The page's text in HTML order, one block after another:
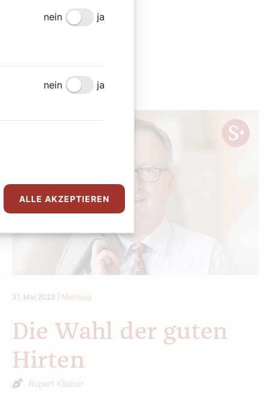
31. Mai 2023 Meinung
Die Wahl der guten
Hirten
Rupert Klieber
nein ja
nein
ja
ALLE AKZEPTIEREN